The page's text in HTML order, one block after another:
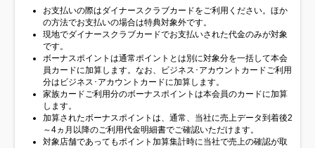
お支払いの際はダイナースクラブカードをご利用ください。ほか
の方法でお支払いの場合は特典対象外です。
現地でダイナースクラブカードでお支払いされた代金のみが対象
です。
ボーナスポイントは通常ポイントとは別に対象分を一括して本会
員カードに加算します。なお、ビジネス･アカウントカードご利用
分はビジネス･アカウントカードに加算します。
家族カードご利用分のボーナスポイントは本会員のカードに加算
します。
加算されたボーナスポイントは、通常、当社に売上データ到着後2
～4ヵ月以降のご利用代金明細書でご確認いただけます。
対象店舗であってもポイント加算集計時に当社で売上の確認が取